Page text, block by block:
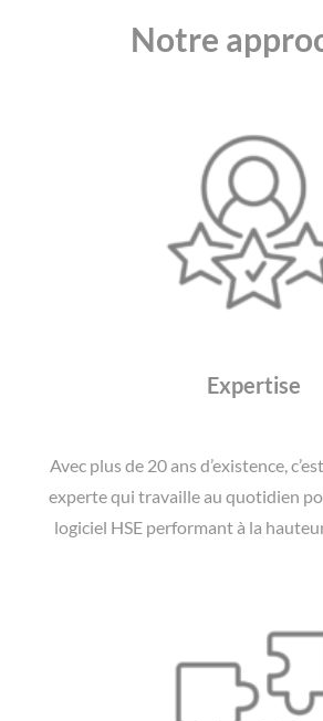
Notre
Expertise
Avec plus de 20 ans d’existence,
experte qui travaille au quotidien
logiciel HSE performant à la